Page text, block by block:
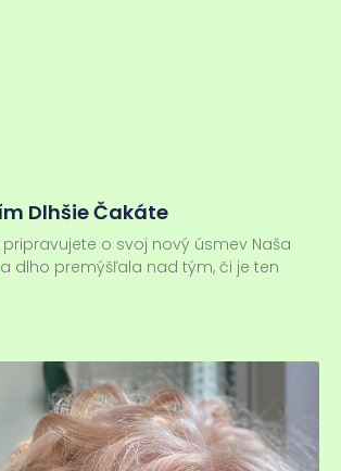
Dlhšie Čakáte
pripravujete o svoj nový úsmev Naša
dlho premýšľala nad tým, či je ten